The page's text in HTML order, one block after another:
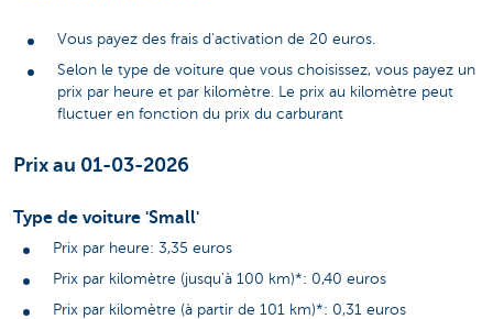
Vous payez des frais d'activation de 20 euros.
Selon le type de voiture que vous choisissez, vous payez un
prix par heure et par kilomètre. Le prix au kilomètre peut
fluctuer en fonction du prix du carburant
Prix au 01-03-2026
Type de voiture 'Small'
Prix par heure: 3,35 euros
Prix par kilomètre (jusqu'à 100 km)*: 0,40 euros
Prix par kilomètre (à partir de 101 km)*: 0,31 euros